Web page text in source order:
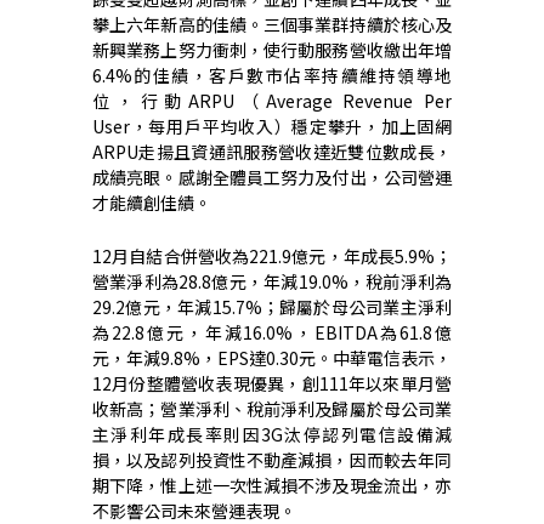
攀上六年新高的佳績。三個事業群持續於核心及
新興業務上努力衝刺 ，使行動服務營收繳出年增
6.4%的佳績，客戶數市佔率持續維持領導地
位，行動 ARPU （ Average Revenue Per
User ，每用戶平均收入）穩定攀升，加上固網
ARPU走揚且資通訊服務營收達近雙位數成長，
成績亮眼。感謝全體員工努力及付出，公司營運
才能續創佳績。
12月自結合併營收為221.9億元，年成長5.9% ；
營業淨利為28.8億元，年減19.0% ，稅前淨利為
29.2億元，年減15.7% ；歸屬於母公司業主淨利
為22.8億元，年減16.0% ， EBITDA為61.8億
元，年減9.8% ， EPS達0.30元。中華電信表示，
12月份整體營收表現優異，創111年以來單月營
收新高；營業淨利、稅前淨利及歸屬於母公司業
主淨利年成長率則因3G汰停認列電信設備減
損，以及認列投資性不動產減損，因而較去年同
期下降，惟上述一次性減損不涉及現金流出，亦
不影響公司未來營運表現。